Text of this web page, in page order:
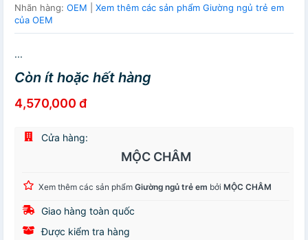
Nhãn hàng: OEM
Xem thêm các sản phẩm Giường ngủ trẻ em
của OEM
...
Còn ít hoặc hết hàng
4,570,000 đ
Cửa hàng:
MỘC CHÂM
Xem thêm các sản phẩm Giường ngủ trẻ em bởi MỘC CHÂM
Giao hàng toàn quốc
Được kiểm tra hàng